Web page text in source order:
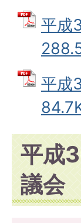
平成
平成
平成
議会